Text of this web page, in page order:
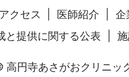
アクセス 医師紹介
企
と提供に関する公表
円寺あさがおクリニッ